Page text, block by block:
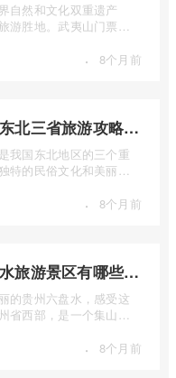
自然和文化双重遗产
游胜地。武夷山门票多
· 8个月前
东北三省旅游攻略必去景点(东北三省旅游攻略必去景点视频介绍)
我国东北地区的三个重
特的民俗文化和美丽的
· 8个月前
六盘水旅游景区有哪些(六盘水旅游景区有哪些景点值得去)
的贵州六盘水，感受这
省西部，是一个集山水
· 8个月前